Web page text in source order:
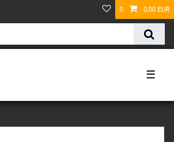
0 0,00 EUR
☰